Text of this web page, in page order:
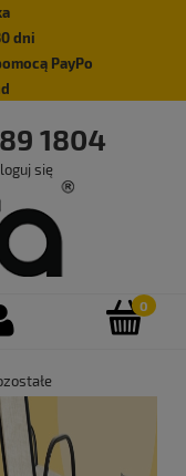
dni
PayPo
1804
się